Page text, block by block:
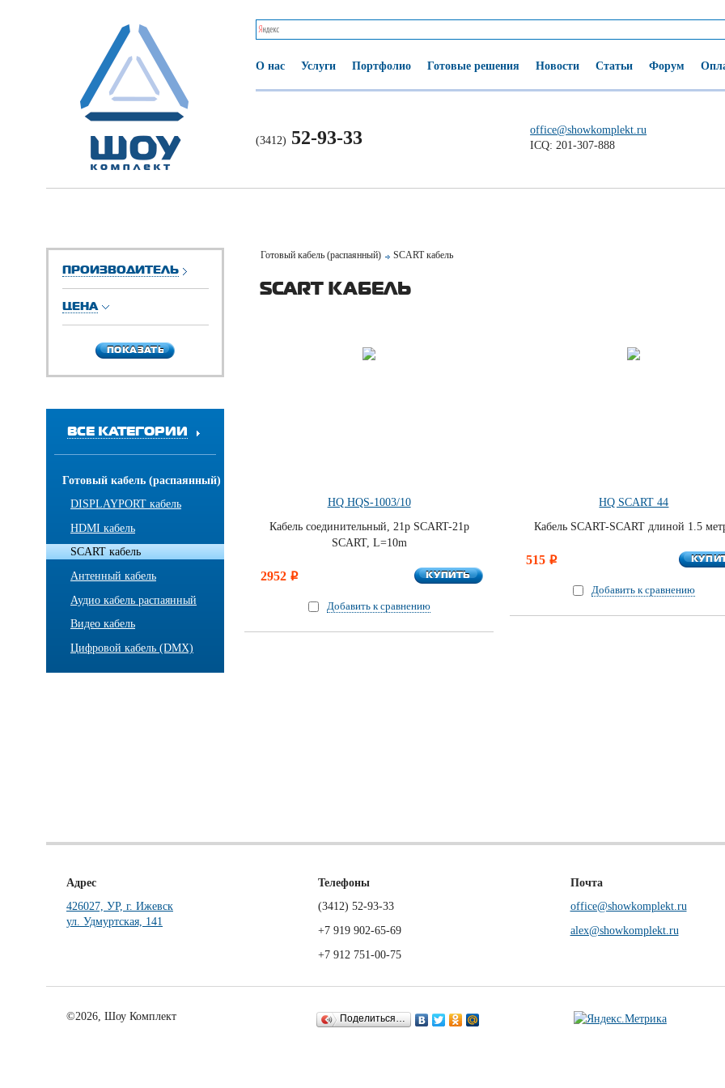
О нас Услуги Портфолио Готовые решения Новости Статьи Форум
(3412) 52-93-33
office@showkomplekt.ru
ICQ: 201-307-888
ПРОИЗВОДИТЕЛЬ
ЦЕНА
ПОКАЗАТЬ
ПОКАЗАТЬ
ВСЕ КАТЕГОРИИ
Готовый кабель (распаянный)
DISPLAYPORT кабель
HDMI кабель
SCART кабель
Антенный кабель
Аудио кабель распаянный
Видео кабель
Цифровой кабель (DMX)
Готовый кабель (распаянный) SCART кабель
SCART КАБЕЛЬ
HQ HQS-1003/10
Кабель соединительный, 21p SCART-21p
SCART, L=10m
2952 i КУПИТЬ
КУПИТЬ
Добавить к сравнению
HQ SCART 44
Кабель SCART-SCART длиной 1.5
515 i
Добавить к сравнению
Адрес
426027, УР, г. Ижевск
ул. Удмуртская, 141
Телефоны
(3412) 52-93-33
+7 919 902-65-69
+7 912 751-00-75
Почта
office@showkomplekt.ru
alex@showkomplekt.ru
©2026, Шоу Комплект Поделиться…